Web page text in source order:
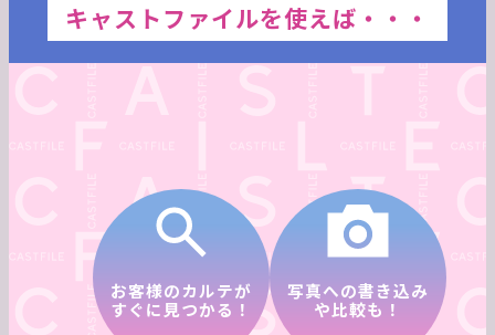
キャストファイルを使えば・・・
お客様のカルテが
すぐに見つかる！
写真への書き込み
や比較も！